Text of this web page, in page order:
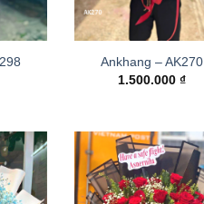
Ankhang – AK270
1.500.000₫